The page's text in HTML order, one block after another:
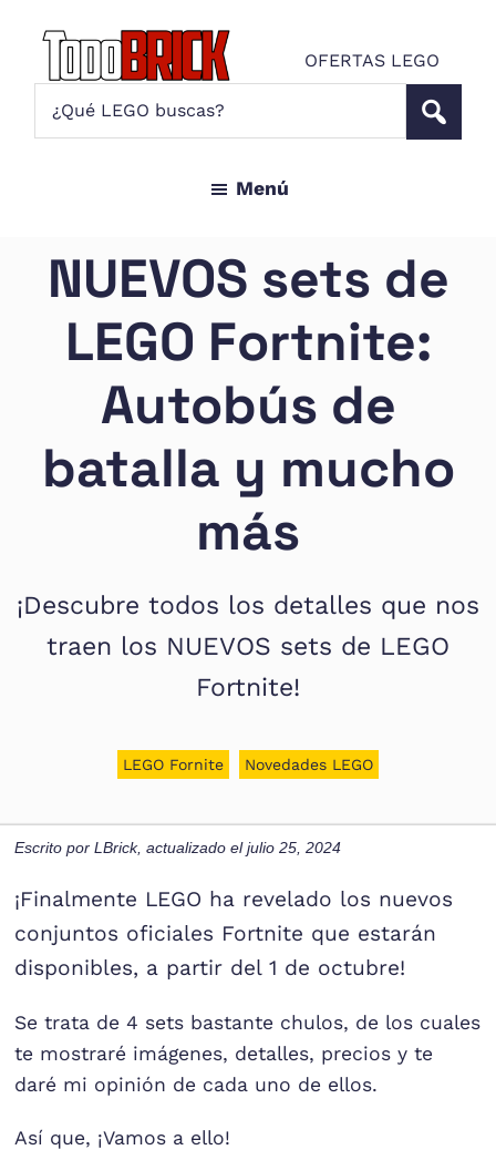
contenido
principal
página
Brick
OFERTAS LEGO
Noticias
Menú
NUEVOS sets de
LEGO Fortnite:
Autobús de
batalla y mucho
más
¡Descubre todos los detalles que nos
traen los NUEVOS sets de LEGO
Fortnite!
LEGO Fornite Novedades LEGO
Escrito porLBrick, actualizado eljulio 25, 2024
¡Finalmente LEGO ha revelado los nuevos
conjuntos oficiales Fortnite que estarán
disponibles, a partir del 1 de octubre!
Se trata de 4 sets bastante chulos, de los cuales
te mostraré imágenes, detalles, precios y te
daré mi opinión de cada uno de ellos.
Así que, ¡Vamos a ello!